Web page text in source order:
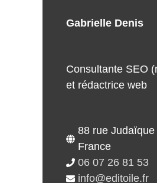
Gabrielle Denis
Consultante SEO
et rédactrice web
88 rue
France
06 07 26 81 53
info@editoile.fr